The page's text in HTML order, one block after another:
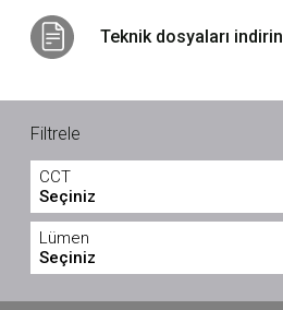
Teknik dosyaları indirin
Filtrele
CCT
Seçiniz
3000
Lümen
Seçiniz